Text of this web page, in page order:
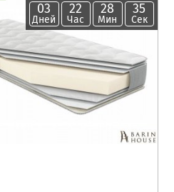
03
Дней
22
Час
28
Мин
34
Сек